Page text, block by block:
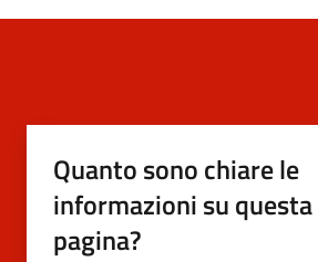
Quanto sono chiare le
informazioni su questa
pagina?